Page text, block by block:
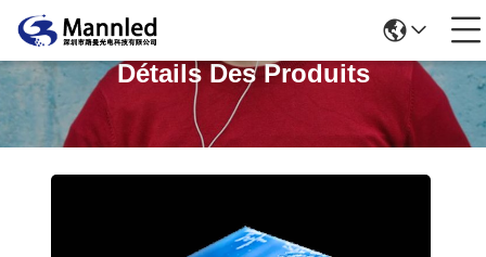
Détails Des Produits